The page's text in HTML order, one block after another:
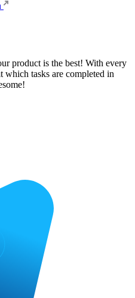
product is the best! With every
which tasks are completed in